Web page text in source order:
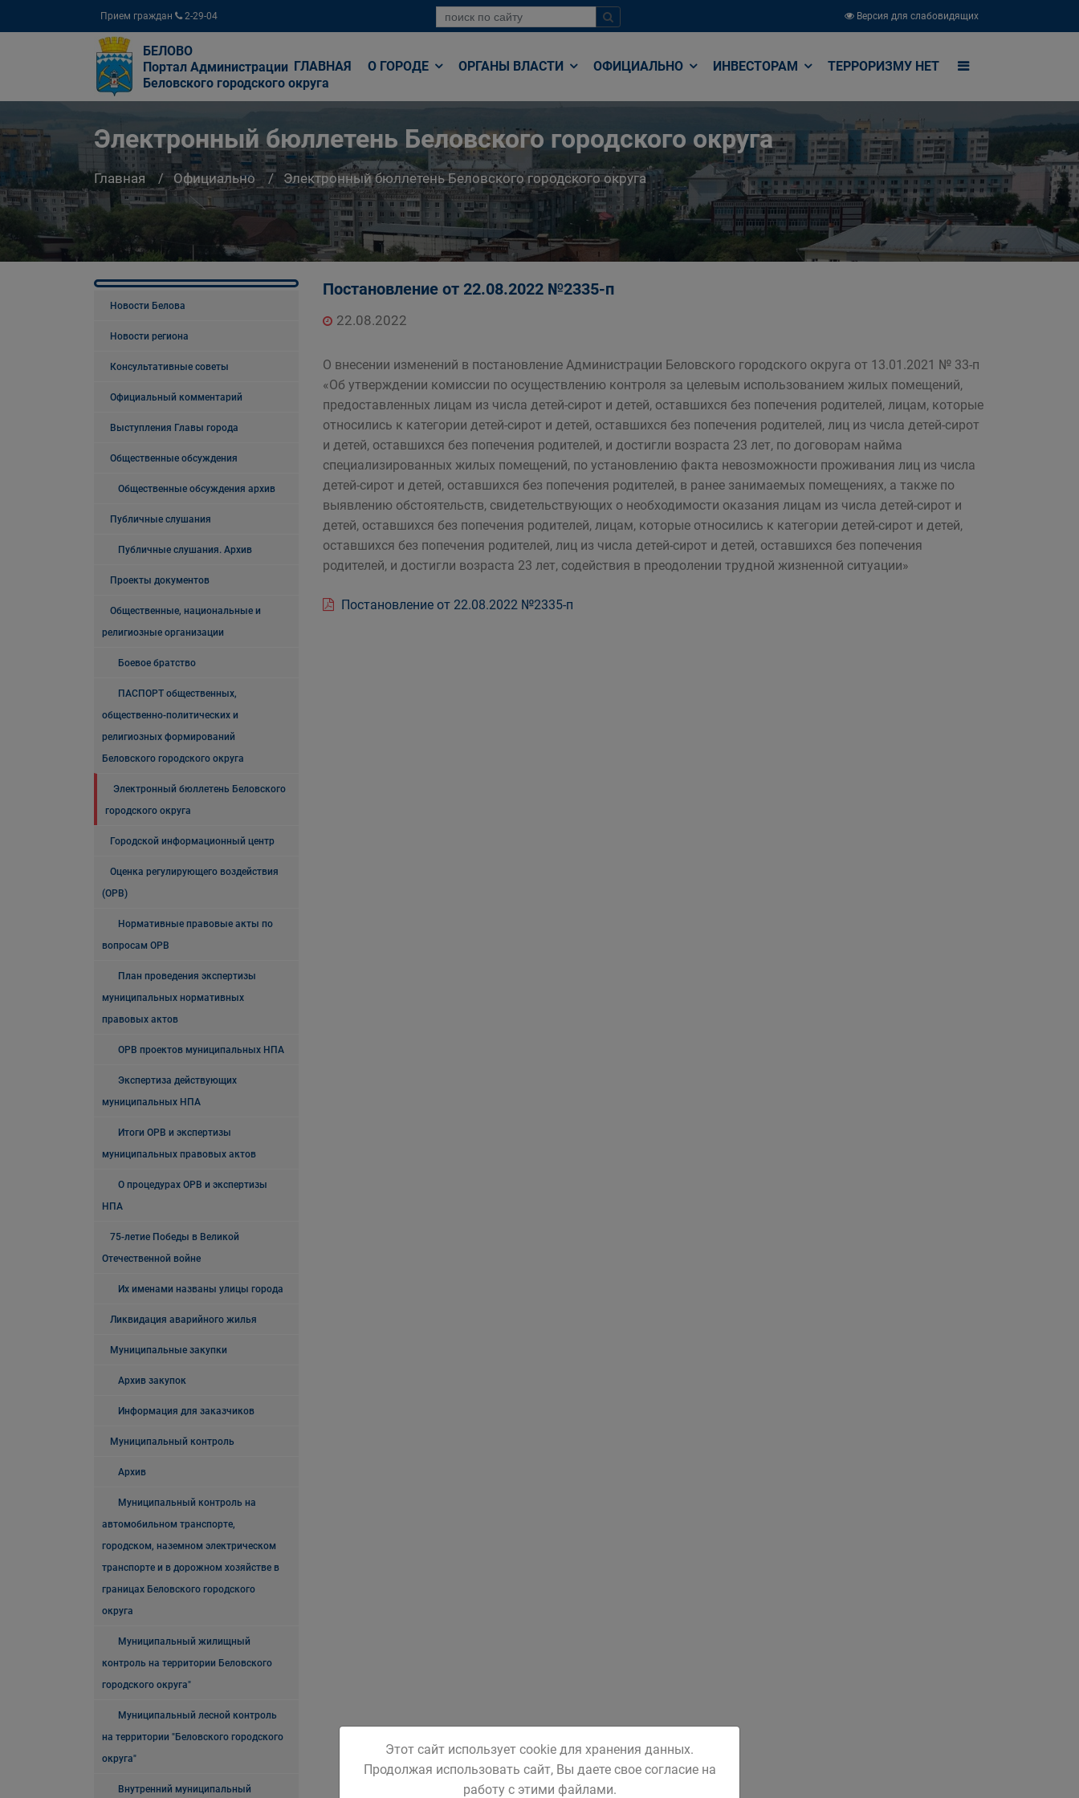
Прием граждан 2-29-04 Версия для слабовидящих
БЕЛОВО
Портал Администрации
Беловского городского округа
ГЛАВНАЯ О ГОРОДЕ ОРГАНЫ ВЛАСТИ ОФИЦИАЛЬНО ИНВЕСТОРАМ ТЕРРОРИЗМУ НЕТ
Электронный бюллетень Беловского городского округа
Главная Официально Электронный бюллетень Беловского городского округа
Новости Белова
Новости региона
Консультативные советы
Официальный комментарий
Выступления Главы города
Общественные обсуждения
Общественные обсуждения архив
Публичные слушания
Публичные слушания. Архив
Проекты документов
Общественные, национальные и
религиозные организации
Боевое братство
ПАСПОРТ общественных,
общественно-политических и
религиозных формирований
Беловского городского округа
Электронный бюллетень Беловского
городского округа
Городской информационный центр
Оценка регулирующего воздействия
(ОРВ)
Нормативные правовые акты по
вопросам ОРВ
План проведения экспертизы
муниципальных нормативных
правовых актов
ОРВ проектов муниципальных НПА
Экспертиза действующих
муниципальных НПА
Итоги ОРВ и экспертизы
муниципальных правовых актов
О процедурах ОРВ и экспертизы
НПА
75-летие Победы в Великой
Отечественной войне
Их именами названы улицы города
Ликвидация аварийного жилья
Муниципальные закупки
Архив закупок
Информация для заказчиков
Муниципальный контроль
Архив
Муниципальный контроль на
автомобильном транспорте,
городском, наземном электрическом
транспорте и в дорожном хозяйстве в
границах Беловского городского
округа
Муниципальный жилищный
контроль на территории Беловского
городского округа"
Муниципальный лесной контроль
на территории "Беловского городского
округа"
Внутренний муниципальный
Постановление от 22.08.2022 №2335-п
22.08.2022
О внесении изменений в постановление Администрации Беловского городского округа от 13.01.2021 № 33-п
«Об утверждении комиссии по осуществлению контроля за целевым использованием жилых помещений,
предоставленных лицам из числа детей-сирот и детей, оставшихся без попечения родителей, лицам, которые
относились к категории детей-сирот и детей, оставшихся без попечения родителей, лиц из числа детей-сирот
и детей, оставшихся без попечения родителей, и достигли возраста 23 лет, по договорам найма
специализированных жилых помещений, по установлению факта невозможности проживания лиц из числа
детей-сирот и детей, оставшихся без попечения родителей, в ранее занимаемых помещениях, а также по
выявлению обстоятельств, свидетельствующих о необходимости оказания лицам из числа детей-сирот и
детей, оставшихся без попечения родителей, лицам, которые относились к категории детей-сирот и детей,
оставшихся без попечения родителей, лиц из числа детей-сирот и детей, оставшихся без попечения
родителей, и достигли возраста 23 лет, содействия в преодолении трудной жизненной ситуации»
Постановление от 22.08.2022 №2335-п
Этот сайт использует cookie для хранения данных.
Продолжая использовать сайт, Вы даете свое согласие на
работу с этими файлами.